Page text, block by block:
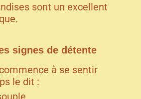
sont un excellent
signes de détente
à se sentir
le dit :